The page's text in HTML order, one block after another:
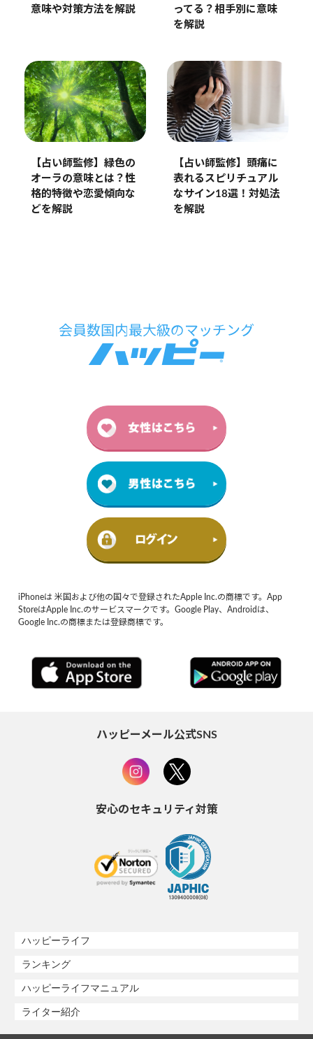
意味や対策方法を解説
ってる？相手別に意味
を解説
【占い師監修】緑色の
オーラの意味とは？性
格的特徴や恋愛傾向な
どを解説
【占い師監修】頭痛に
表れるスピリチュアル
なサイン18選！対処法
を解説
iPhoneは 米国および他の国々で登録されたApple Inc.の商標です。App
StoreはApple Inc.のサービスマークです。Google Play、Androidは、
Google Inc.の商標または登録商標です。
ハッピーメール公式SNS
安心のセキュリティ対策
ハッピーライフ
ランキング
ハッピーライフマニュアル
ライター紹介